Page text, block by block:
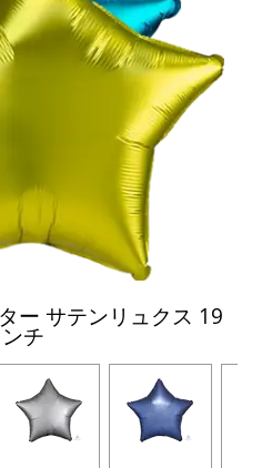
ー サテンリュクス 19
チ